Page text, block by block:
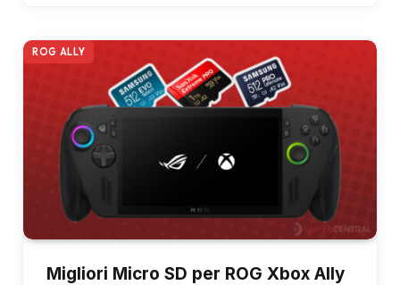
ROG ALLY
Migliori Micro SD per ROG Xbox Ally